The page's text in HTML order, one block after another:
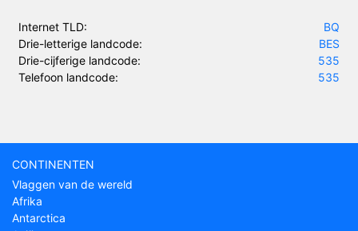
Internet TLD:
BQ
Drie-letterige landcode:
BES
Drie-cijferige landcode:
535
Telefoon landcode:
535
CONTINENTEN
Vlaggen van de wereld
Afrika
Antarctica